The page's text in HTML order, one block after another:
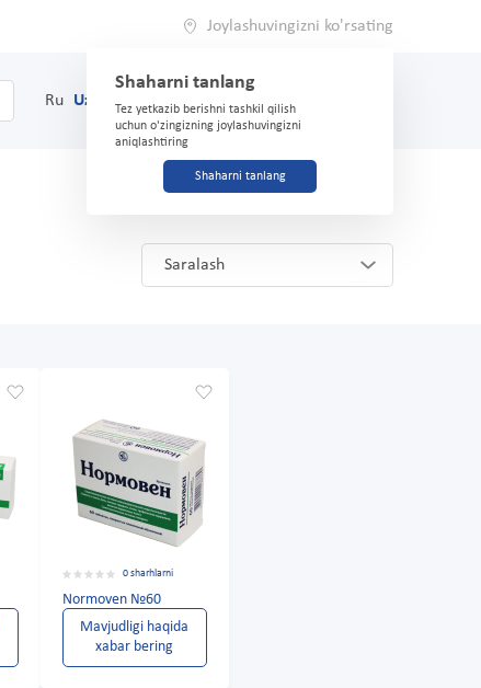
Joylashuvingizni ko'rsating
Shaharni tanlang
Tez yetkazib berishni tashkil qilish
uchun o'zingizning joylashuvingizni
aniqlashtiring
Shaharni tanlang
Ru Uz (71) 200-03-03
Saralash
0 sharhlarni
Normoven №60
Mavjudligi haqida
xabar bering